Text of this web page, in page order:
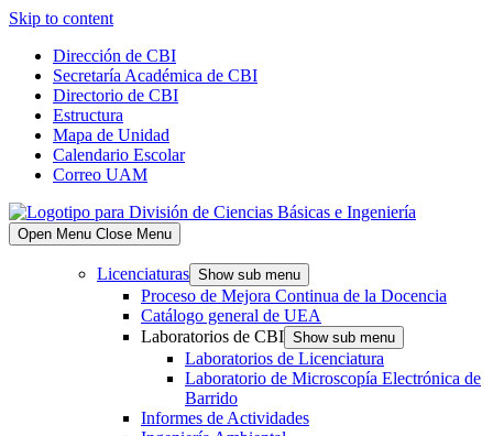
Skip to content
Dirección de CBI
Secretaría Académica de CBI
Directorio de CBI
Estructura
Mapa de Unidad
Calendario Escolar
Correo UAM
Open Menu Close Menu
Licenciaturas Show sub menu
Proceso de Mejora Continua de la Docencia
Catálogo general de UEA
Laboratorios de CBI Show sub menu
Laboratorios de Licenciatura
Laboratorio de Microscopía Electrónica de
Barrido
Informes de Actividades